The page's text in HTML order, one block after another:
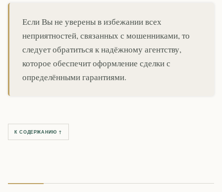
Если Вы не уверены в избежании всех
неприятностей, связанных с мошенниками, то
следует обратиться к надёжному агентству,
которое обеспечит оформление сделки с
определёнными гарантиями.
К СОДЕРЖАНИЮ ↑